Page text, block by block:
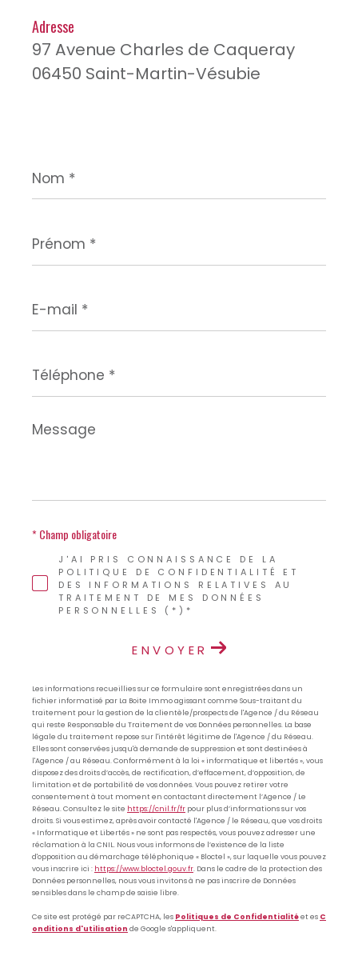
Adresse
97 Avenue Charles de Caqueray
06450 Saint-Martin-Vésubie
*
*
mail
*
*
Message
*
J'AI PRIS CONNAISSANCE DE LA
POLITIQUE DE CONFIDENTIALITÉ ET
DES INFORMATIONS RELATIVES AU
TRAITEMENT DE MES DONNÉES
PERSONNELLES (*)*
* Champ obligatoire
ENVOYER
Les informations recueillies sur ce formulaire sont enregistrées dans un
fichier informatisé par La Boite Immo agissant comme Sous-traitant du
traitement pour la gestion de la clientèle/prospects de l'Agence / du Réseau
qui reste Responsable du Traitement de vos Données personnelles. La base
légale du traitement repose sur l'intérêt légitime de l'Agence / du Réseau.
Elles sont conservées jusqu'à demande de suppression et sont destinées à
l'Agence / au Réseau. Conformément à la loi « informatique et libertés », vous
disposez des droits d’accès, de rectification, d’effacement, d’opposition, de
limitation et de portabilité de vos données. Vous pouvez retirer votre
consentement à tout moment en contactant directement l’Agence / Le
Réseau. Consultez le site https://cnil.fr/fr pour plus d’informations sur vos
droits. Si vous estimez, après avoir contacté l'Agence / le Réseau, que vos droits
« Informatique et Libertés » ne sont pas respectés, vous pouvez adresser une
réclamation à la CNIL. Nous vous informons de l’existence de la liste
d'opposition au démarchage téléphonique « Bloctel », sur laquelle vous pouvez
vous inscrire ici : https://www.bloctel.gouv.fr. Dans le cadre de la protection des
Données personnelles, nous vous invitons à ne pas inscrire de Données
sensibles dans le champ de saisie libre.
Ce site est protégé par reCAPTCHA, les Politiques de Confidentialitéet es C
onditions d'utilisation de Google s'appliquent.